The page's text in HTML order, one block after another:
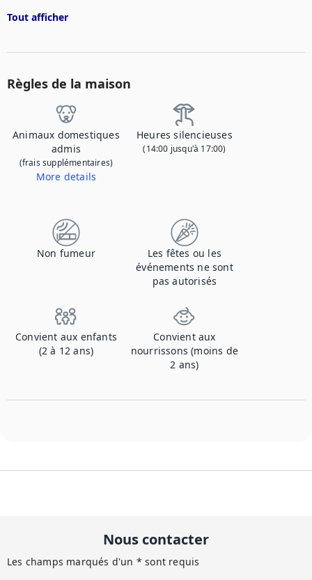
Tout afficher
Règles de la maison
Animaux domestiques
admis
(frais supplémentaires)
More details
Heures silencieuses
(14:00 jusqu'à 17:00)
Non fumeur
Les fêtes ou les
événements ne sont
pas autorisés
Convient aux enfants
(2 à 12 ans)
Convient aux
nourrissons (moins de
2 ans)
Nous contacter
Les champs marqués d'un * sont requis